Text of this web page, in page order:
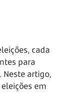
cada
para
Neste artigo,
em